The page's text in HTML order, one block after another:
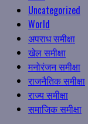
Uncategorized
World
अपराध समीक्षा
खेल समीक्षा
मनोरंजन समीक्षा
राजनैतिक समीक्षा
राज्य समीक्षा
समाजिक समीक्षा